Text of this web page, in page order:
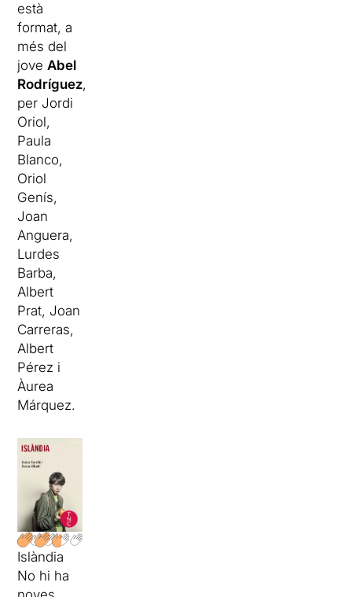
està
format, a
més del
joveAbel
Rodríguez,
per Jordi
Oriol,
Paula
Blanco,
Oriol
Genís,
Joan
Anguera,
Lurdes
Barba,
Albert
Prat, Joan
Carreras,
Albert
Pérez i
Àurea
Márquez.
Islàndia
No hi ha